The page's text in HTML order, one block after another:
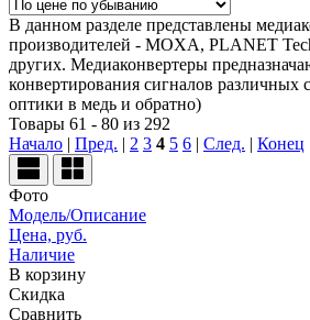
В данном разделе представлены
производителей - MOXA, PLANET
других. Медиаконвертеры
конвертирования сигналов различных
оптики в медь и обратно)
Товары 61 - 80 из 292
Начало | Пред. | 2 3 4 5 6 | След. | Конец
Фото
Модель/Описание
Цена, руб.
Наличие
В корзину
Скидка
Сравнить